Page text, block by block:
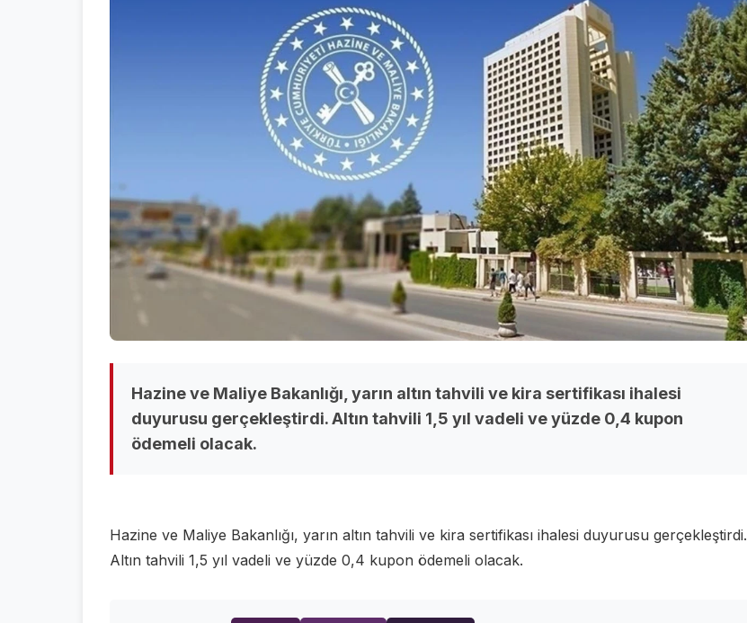
Hazine ve Maliye Bakanlığı, yarın altın tahvili ve kira sertifikası ihalesi
duyurusu gerçekleştirdi. Altın tahvili 1,5 yıl vadeli ve yüzde 0,4 kupon
ödemeli olacak.
Hazine ve Maliye Bakanlığı, yarın altın tahvili ve kira sertifikası ihalesi duyurusu gerçekleştirdi.
Altın tahvili 1,5 yıl vadeli ve yüzde 0,4 kupon ödemeli olacak.